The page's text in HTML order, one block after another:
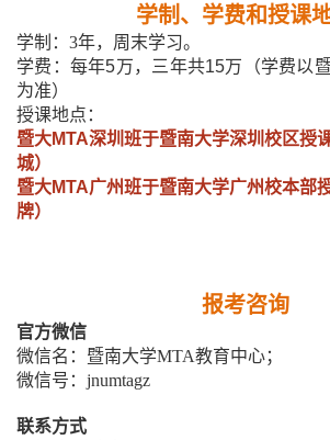
学制 、学费和授课
学制： 3年，周末学习。
学费 ： 每年5万，三年共15万（学费以
为准）
授课地点：
暨大MTA深圳班于暨南大学深圳校区授
城）
暨大MTA广州班于暨南大学广州校本部
牌）
报考咨询
官方微信
微信名：暨南大学MTA教育中心；
微信号： jnumtagz
联系方式